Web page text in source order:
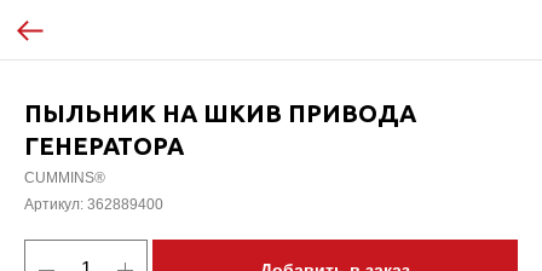
ПЫЛЬНИК НА ШКИВ ПРИВОДА
ГЕНЕРАТОРА
CUMMINS®
Артикул: 362889400